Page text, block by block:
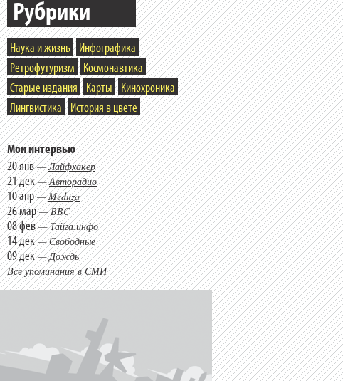
Рубрики
Наука и жизнь Инфографика
Ретрофутуризм
Космонавтика
Старые издания
Карты
Кинохроника
Лингвистика
История в цвете
Мои интервью
20 янв—Лайфхакер
21 дек—Авторадио
10 апр—Meduza
26 мар—BBC
08 фев—Тайга.инфо
14 дек—Свободные
09 дек—Дождь
Все упоминания в СМИ